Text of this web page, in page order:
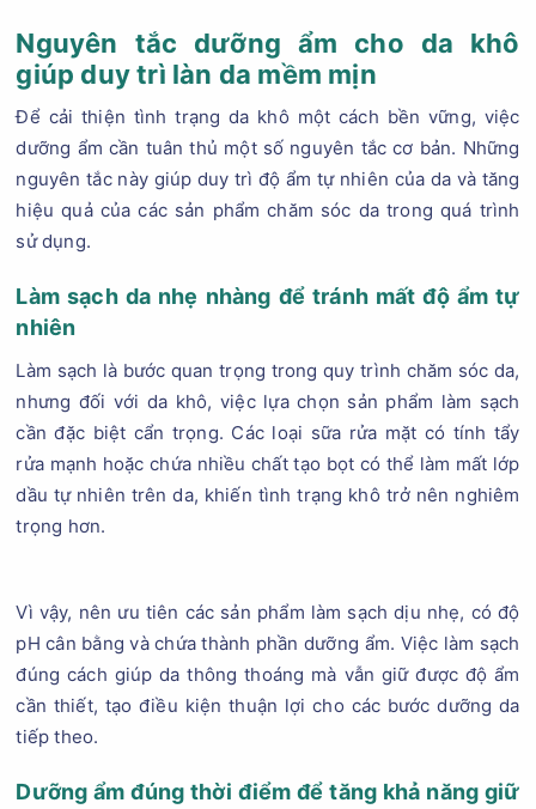
Nguyên tắc dưỡng ẩm cho da khô
giúp duy trì làn da mềm mịn
Để cải thiện tình trạng da khô một cách bền vững, việc
dưỡng ẩm cần tuân thủ một số nguyên tắc cơ bản. Những
nguyên tắc này giúp duy trì độ ẩm tự nhiên của da và tăng
hiệu quả của các sản phẩm chăm sóc da trong quá trình
sử dụng.
Làm sạch da nhẹ nhàng để tránh mất độ ẩm tự
nhiên
Làm sạch là bước quan trọng trong quy trình chăm sóc da,
nhưng đối với da khô, việc lựa chọn sản phẩm làm sạch
cần đặc biệt cẩn trọng. Các loại sữa rửa mặt có tính tẩy
rửa mạnh hoặc chứa nhiều chất tạo bọt có thể làm mất lớp
dầu tự nhiên trên da, khiến tình trạng khô trở nên nghiêm
trọng hơn.
Vì vậy, nên ưu tiên các sản phẩm làm sạch dịu nhẹ, có độ
pH cân bằng và chứa thành phần dưỡng ẩm. Việc làm sạch
đúng cách giúp da thông thoáng mà vẫn giữ được độ ẩm
cần thiết, tạo điều kiện thuận lợi cho các bước dưỡng da
tiếp theo.
Dưỡng ẩm đúng thời điểm để tăng khả năng giữ